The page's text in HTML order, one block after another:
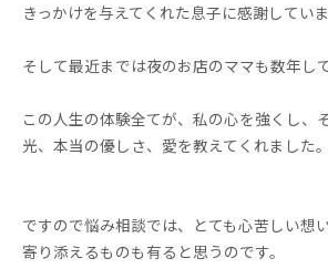
きっかけを与えてくれた息子に感謝していま
そして最近までは夜のお店のママも数年し
この人生の体験全てが、私の心を強くし、
光、本当の優しさ、愛を教えてくれました。
ですので悩み相談では、とても心苦しい想
寄り添えるものも有ると思うのです。